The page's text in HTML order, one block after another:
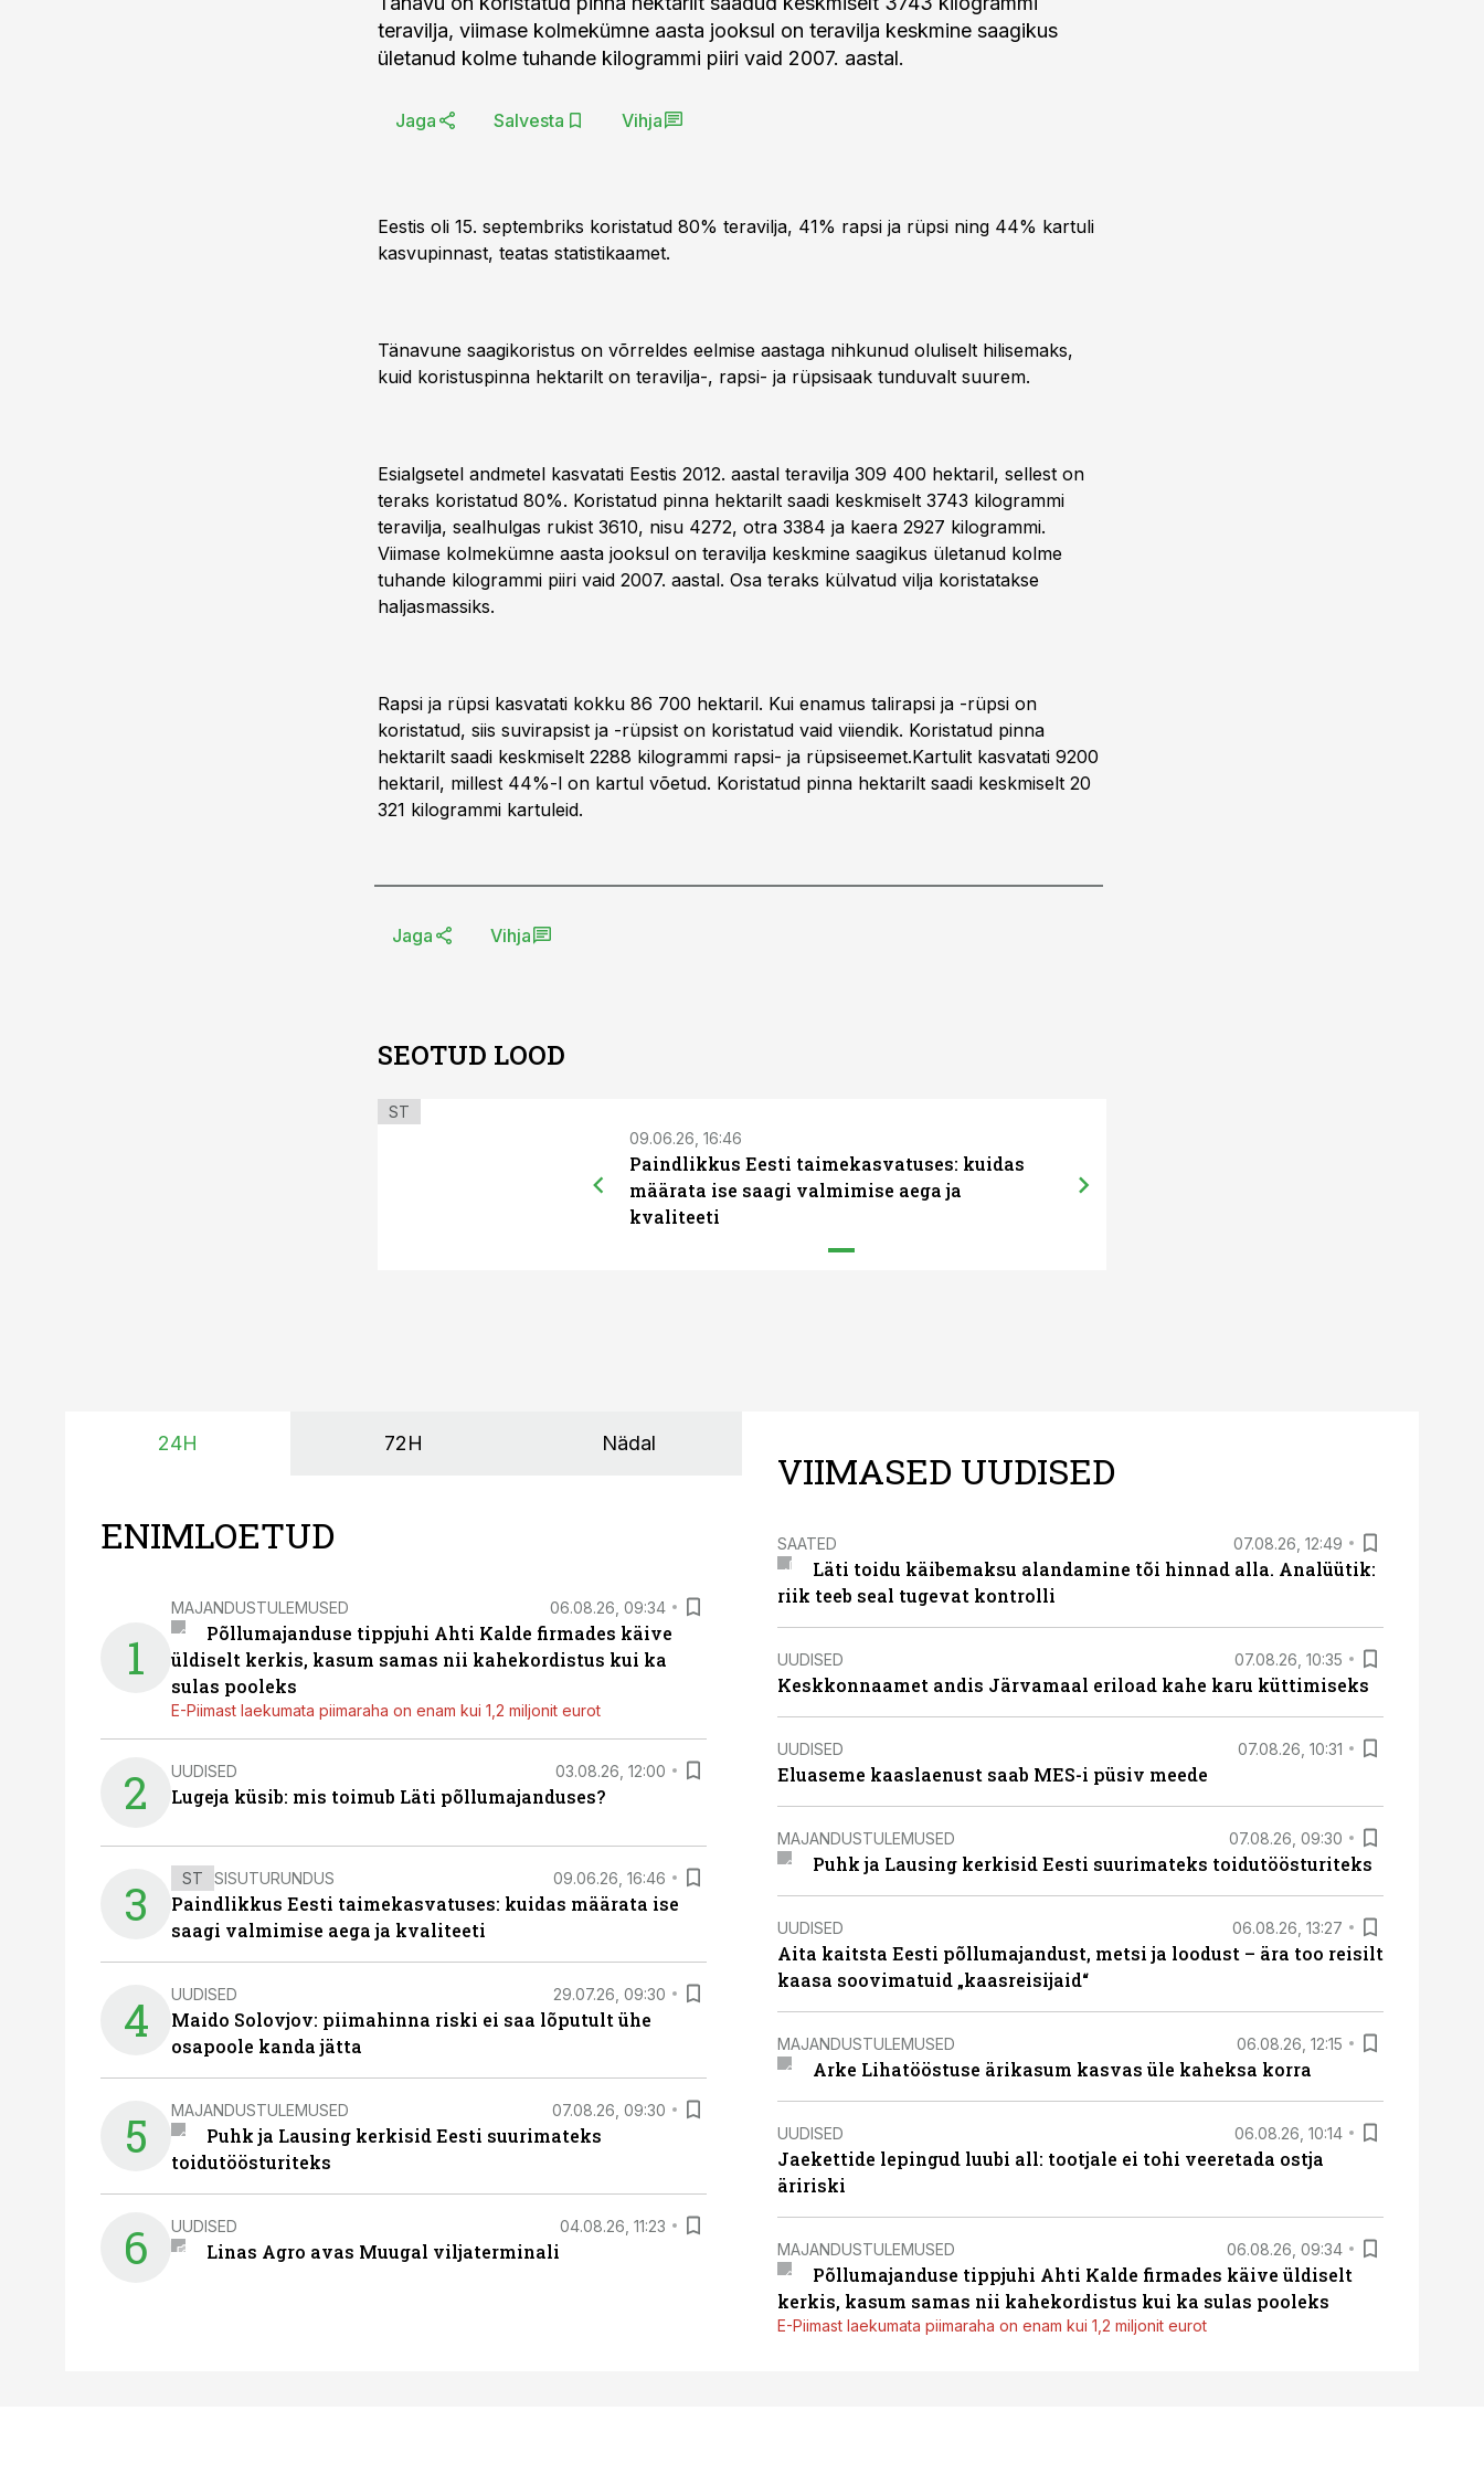
teravilja, viimase kolmekümne aasta jooksul on teravilja keskmine saagikus
ületanud kolme tuhande kilogrammi piiri vaid 2007. aastal.
Jaga Salvesta Vihja
Eestis oli 15. septembriks koristatud 80% teravilja, 41% rapsi ja rüpsi ning 44% kartuli
kasvupinnast, teatas statistikaamet.
Tänavune saagikoristus on võrreldes eelmise aastaga nihkunud oluliselt hilisemaks,
kuid koristuspinna hektarilt on teravilja-, rapsi- ja rüpsisaak tunduvalt suurem.
Esialgsetel andmetel kasvatati Eestis 2012. aastal teravilja 309 400 hektaril, sellest on
teraks koristatud 80%. Koristatud pinna hektarilt saadi keskmiselt 3743 kilogrammi
teravilja, sealhulgas rukist 3610, nisu 4272, otra 3384 ja kaera 2927 kilogrammi.
Viimase kolmekümne aasta jooksul on teravilja keskmine saagikus ületanud kolme
tuhande kilogrammi piiri vaid 2007. aastal. Osa teraks külvatud vilja koristatakse
haljasmassiks.
Rapsi ja rüpsi kasvatati kokku 86 700 hektaril. Kui enamus talirapsi ja -rüpsi on
koristatud, siis suvirapsist ja -rüpsist on koristatud vaid viiendik. Koristatud pinna
hektarilt saadi keskmiselt 2288 kilogrammi rapsi- ja rüpsiseemet.Kartulit kasvatati 9200
hektaril, millest 44%-l on kartul võetud. Koristatud pinna hektarilt saadi keskmiselt 20
321 kilogrammi kartuleid.
Jaga Vihja
SEOTUD LOOD
ST
09.06.26, 16:46
Paindlikkus Eesti taimekasvatuses: kuidas
määrata ise saagi valmimise aega ja
kvaliteeti
24H 72H Nädal
ENIMLOETUD
1
MAJANDUSTULEMUSED 06.08.26, 09:34
Põllumajanduse tippjuhi Ahti Kalde firmades käive
üldiselt kerkis, kasum samas nii kahekordistus kui ka
sulas pooleks
E-Piimast laekumata piimaraha on enam kui 1,2 miljonit eurot
2 UUDISED 03.08.26, 12:00
Lugeja küsib: mis toimub Läti põllumajanduses?
3 ST SISUTURUNDUS 09.06.26, 16:46
Paindlikkus Eesti taimekasvatuses: kuidas määrata ise
saagi valmimise aega ja kvaliteeti
4 UUDISED 29.07.26, 09:30
Maido Solovjov: piimahinna riski ei saa lõputult ühe
osapoole kanda jätta
5 MAJANDUSTULEMUSED 07.08.26, 09:30
Puhk ja Lausing kerkisid Eesti suurimateks
toidutöösturiteks
6 UUDISED 04.08.26, 11:23
Linas Agro avas Muugal viljaterminali
VIIMASED UUDISED
SAATED 07.08.26, 12:49
Läti toidu käibemaksu alandamine tõi hinnad alla. Analüütik:
riik teeb seal tugevat kontrolli
UUDISED 07.08.26, 10:35
Keskkonnaamet andis Järvamaal eriload kahe karu küttimiseks
UUDISED 07.08.26, 10:31
Eluaseme kaaslaenust saab MES-i püsiv meede
MAJANDUSTULEMUSED 07.08.26, 09:30
Puhk ja Lausing kerkisid Eesti suurimateks toidutöösturiteks
UUDISED 06.08.26, 13:27
Aita kaitsta Eesti põllumajandust, metsi ja loodust – ära too reisilt
kaasa soovimatuid „kaasreisijaid“
MAJANDUSTULEMUSED 06.08.26, 12:15
Arke Lihatööstuse ärikasum kasvas üle kaheksa korra
UUDISED 06.08.26, 10:14
Jaekettide lepingud luubi all: tootjale ei tohi veeretada ostja
äririski
MAJANDUSTULEMUSED 06.08.26, 09:34
Põllumajanduse tippjuhi Ahti Kalde firmades käive üldiselt
kerkis, kasum samas nii kahekordistus kui ka sulas pooleks
E-Piimast laekumata piimaraha on enam kui 1,2 miljonit eurot